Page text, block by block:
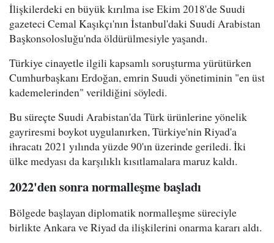
İlişkilerdeki en büyük kırılma ise Ekim 2018'de Suudi
gazeteci Cemal Kaşıkçı'nın İstanbul'daki Suudi Arabistan
Başkonsolosluğu'nda öldürülmesiyle yaşandı.
Türkiye cinayetle ilgili kapsamlı soruşturma yürütürken
Cumhurbaşkanı Erdoğan, emrin Suudi yönetiminin "en üst
kademelerinden" verildiğini söyledi.
Bu süreçte Suudi Arabistan'da Türk ürünlerine yönelik
gayriresmi boykot uygulanırken, Türkiye'nin Riyad'a
ihracatı 2021 yılında yüzde 90'ın üzerinde geriledi. İki
ülke medyası da karşılıklı kısıtlamalara maruz kaldı.
2022'den sonra normalleşme başladı
Bölgede başlayan diplomatik normalleşme süreciyle
birlikte Ankara ve Riyad da ilişkilerini onarma kararı aldı.